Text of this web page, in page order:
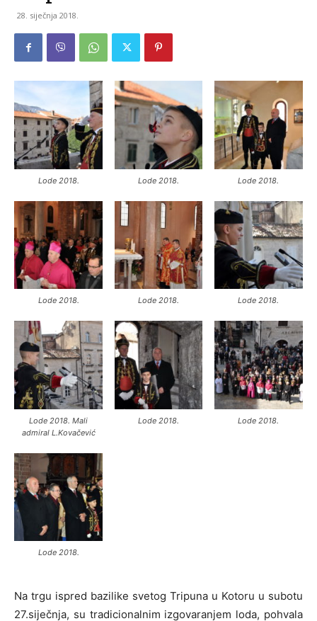
28. siječnja 2018.
Lode 2018. Lode 2018. Lode 2018.
Lode 2018. Lode 2018. Lode 2018.
Lode 2018. Mali
admiral L.Kovačević
Lode 2018. Lode 2018.
Lode 2018.
Na trgu ispred bazilike svetog Tripuna u Kotoru u subotu
27.siječnja, su tradicionalnim izgovaranjem loda, pohvala